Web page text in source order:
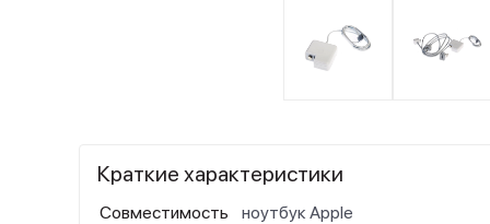
Краткие характеристики
Совместимость
ноутбук Apple